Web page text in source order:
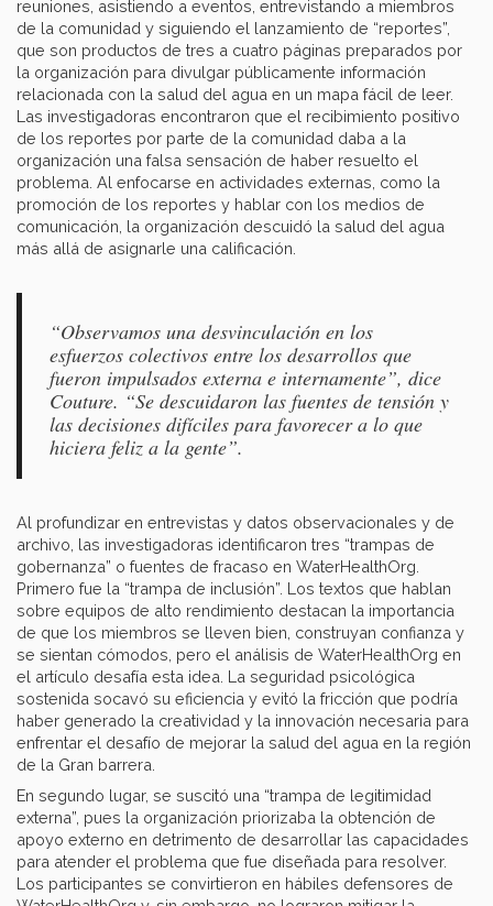
reuniones, asistiendo a eventos, entrevistando a miembros
de la comunidad y siguiendo el lanzamiento de “reportes”,
que son productos de tres a cuatro páginas preparados por
la organización para divulgar públicamente información
relacionada con la salud del agua en un mapa fácil de leer.
Las investigadoras encontraron que el recibimiento positivo
de los reportes por parte de la comunidad daba a la
organización una falsa sensación de haber resuelto el
problema. Al enfocarse en actividades externas, como la
promoción de los reportes y hablar con los medios de
comunicación, la organización descuidó la salud del agua
más allá de asignarle una calificación.
“Observamos una desvinculación en los
esfuerzos colectivos entre los desarrollos que
fueron impulsados externa e internamente”, dice
Couture. “Se descuidaron las fuentes de tensión y
las decisiones difíciles para favorecer a lo que
hiciera feliz a la gente”.
Al profundizar en entrevistas y datos observacionales y de
archivo, las investigadoras identificaron tres “trampas de
gobernanza” o fuentes de fracaso en WaterHealthOrg.
Primero fue la “trampa de inclusión”. Los textos que hablan
sobre equipos de alto rendimiento destacan la importancia
de que los miembros se lleven bien, construyan confianza y
se sientan cómodos, pero el análisis de WaterHealthOrg en
el artículo desafía esta idea. La seguridad psicológica
sostenida socavó su eficiencia y evitó la fricción que podría
haber generado la creatividad y la innovación necesaria para
enfrentar el desafío de mejorar la salud del agua en la región
de la Gran barrera.
En segundo lugar, se suscitó una “trampa de legitimidad
externa”, pues la organización priorizaba la obtención de
apoyo externo en detrimento de desarrollar las capacidades
para atender el problema que fue diseñada para resolver.
Los participantes se convirtieron en hábiles defensores de